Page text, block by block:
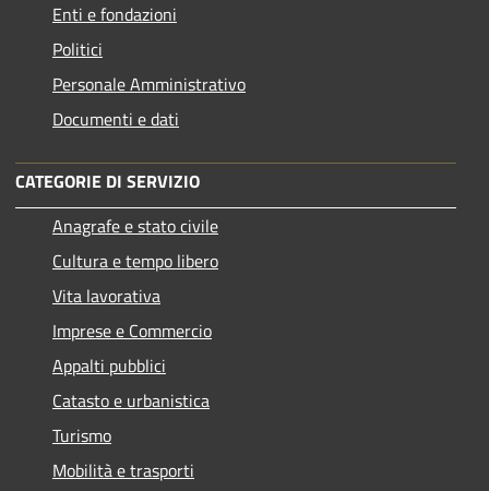
Enti e fondazioni
Politici
Personale Amministrativo
Documenti e dati
CATEGORIE DI SERVIZIO
Anagrafe e stato civile
Cultura e tempo libero
Vita lavorativa
Imprese e Commercio
Appalti pubblici
Catasto e urbanistica
Turismo
Mobilità e trasporti